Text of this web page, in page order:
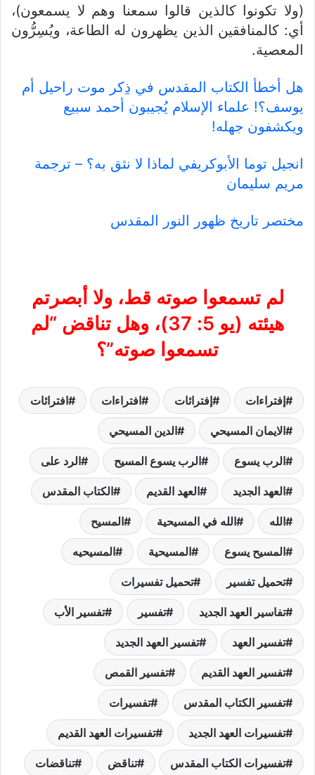
(ولا تكونوا كالذين قالوا سمعنا وهم لا يسمعون)،
أي: كالمنافقين الذين يظهرون له الطاعة، ويُسِرُّون
المعصية.
هل أخطأ الكتاب المقدس في ذِكر موت راحيل أم
يوسف؟! علماء الإسلام يُجيبون أحمد سبيع
ويكشفون جهله!
انجيل توما الأبوكريفي لماذا لا نثق به؟ – ترجمة
مريم سليمان
مختصر تاريخ ظهور النور المقدس
لم تسمعوا صوته قط، ولا أبصرتم
هيئته (يو 5: 37)، وهل تناقض “لم
تسمعوا صوته”؟
إفتراءات إفترائات افتراءات افترائات
الايمان المسيحي الدين المسيحي
الرب يسوع الرب يسوع المسيح الرد على
العهد الجديد العهد القديم الكتاب المقدس
الله الله في المسيحية المسيح
المسيح يسوع المسيحية المسيحيه
تحميل تفسير تحميل تفسيرات
تفاسير العهد الجديد تفسير تفسير الأب
تفسير العهد تفسير العهد الجديد
تفسير العهد القديم تفسير القمص
تفسير الكتاب المقدس تفسيرات
تفسيرات العهد الجديد تفسيرات العهد القديم
تفسيرات الكتاب المقدس تناقض تناقضات